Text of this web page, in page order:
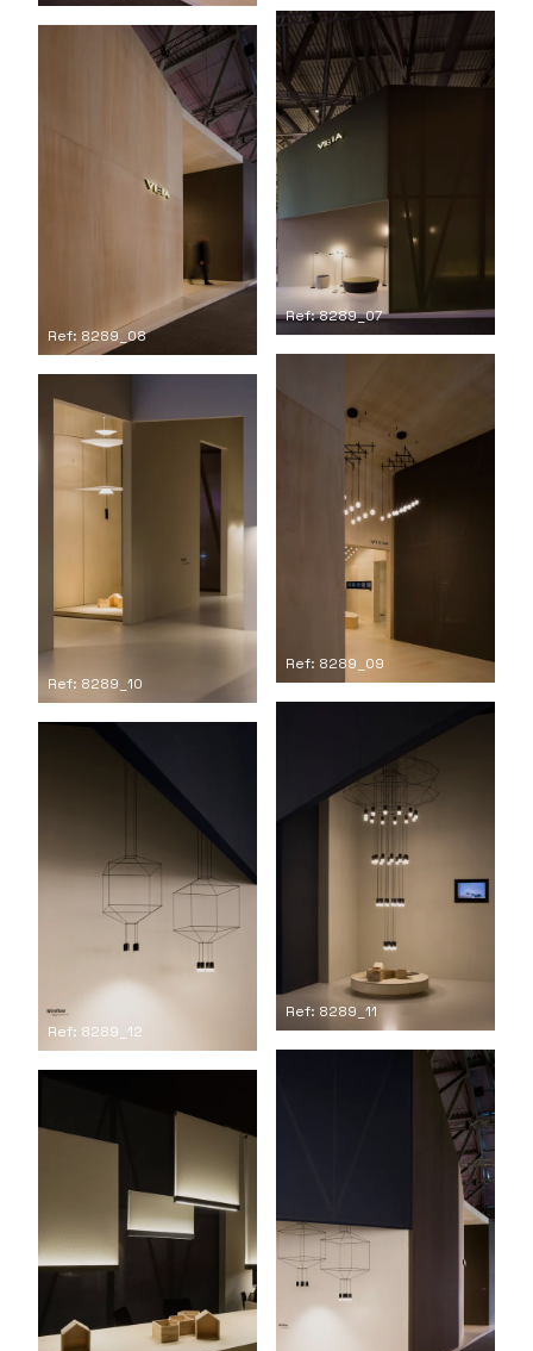
Ref: 8289_07
Ref: 8289_08
Ref: 8289_09
Ref: 8289_10
Ref: 8289_11
Ref: 8289_12